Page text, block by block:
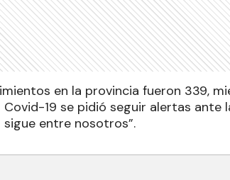
en la provincia fueron 339,
Covid-19 se pidió seguir alertas ante
sigue entre nosotros”.